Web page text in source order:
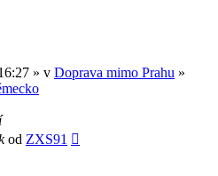
» v Doprava mimo Prahu »
od ZXS91